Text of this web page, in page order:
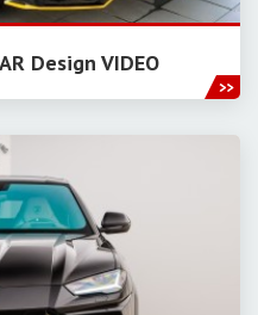
Design VIDEO